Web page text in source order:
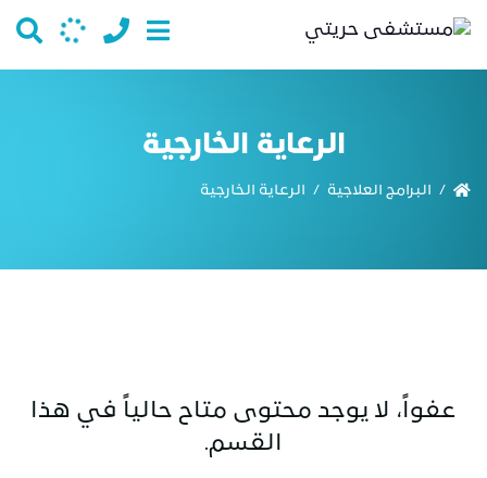
الرعاية الخارجية
/ البرامج العلاجية / الرعاية الخارجية
عفواً، لا يوجد محتوى متاح حالياً في هذا
القسم.